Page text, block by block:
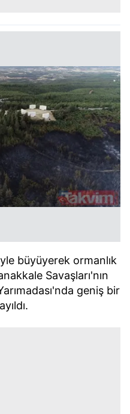
büyüyerek ormanlık
Savaşları'nın
geniş bir